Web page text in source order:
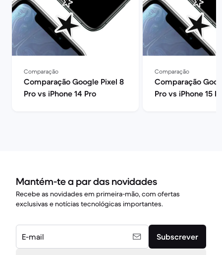
Comparação
Comparação Google Pixel 8
Pro vs iPhone 14 Pro
Comparação
Comparação
Pro vs iPhone 15
Mantém-te a par das novidades
Recebe as novidades em primeira-mão, com ofertas
exclusivas e notícias tecnológicas importantes.
E-mail Subscrever